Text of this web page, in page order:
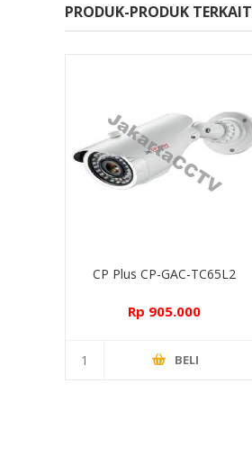
PRODUK-PRODUK TERKAIT
CP Plus CP-GAC-TC65L2
Rp 905.000
BELI